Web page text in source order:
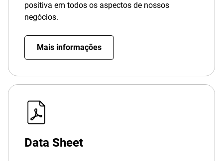
positiva em todos os aspectos de nossos
negócios.
Mais informações
Data Sheet